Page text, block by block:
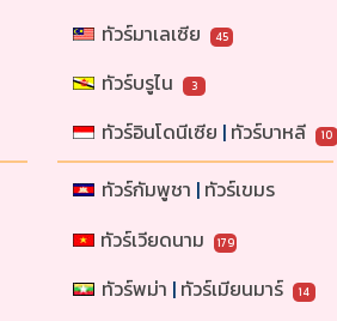
ทัวร์มาเลเซีย 45
ทัวร์บรูไน 3
ทัวร์อินโดนีเซีย | ทัวร์บาหลี 10
ทัวร์กัมพูชา | ทัวร์เขมร
ทัวร์เวียดนาม
179
ทัวร์พม่า | ทัวร์เมียนมาร์ 14